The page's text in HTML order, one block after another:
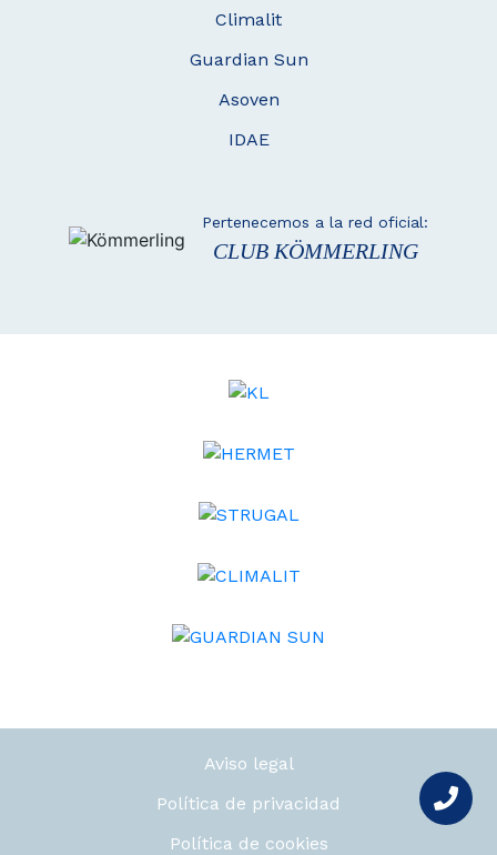
Climalit
Guardian Sun
Asoven
IDAE
Pertenecemos a la red oficial:
CLUB KÖMMERLING
Aviso legal
Política de privacidad
Política de cookies